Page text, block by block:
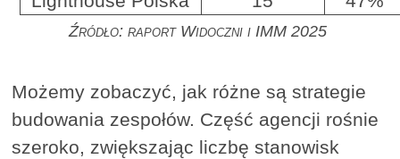
Źródło: raport Widoczni i IMM 2025
Możemy zobaczyć, jak różne są strategie
budowania zespołów. Część agencji rośnie
szeroko, zwiększając liczbę stanowisk